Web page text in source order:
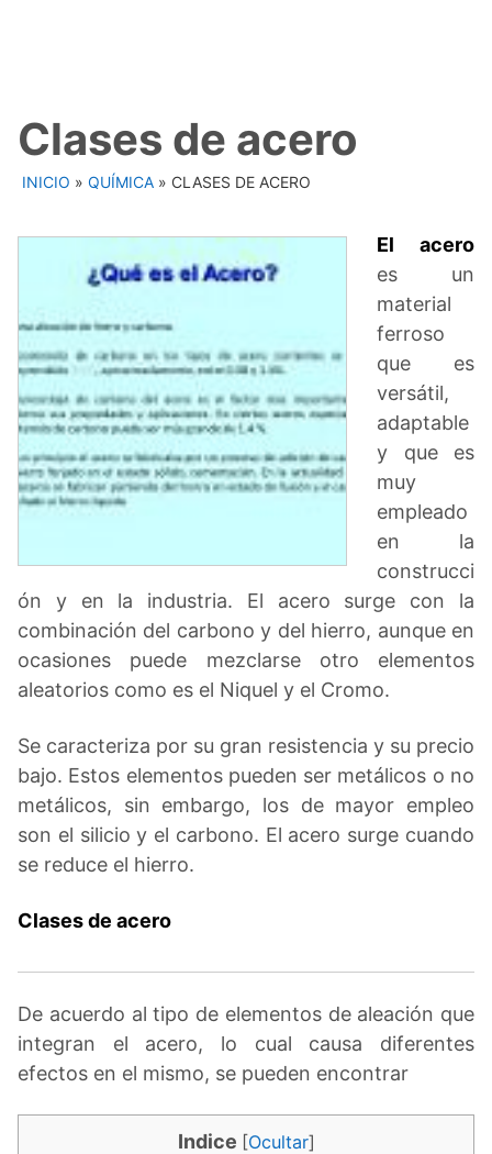
Clases de acero
INICIO » QUÍMICA » CLASES DE ACERO
El acero
es un
material
ferroso
que es
versátil,
adaptable
y que es
muy
empleado
en la
construcci
ón y en la industria. El acero surge con la
combinación del carbono y del hierro, aunque en
ocasiones puede mezclarse otro elementos
aleatorios como es el Niquel y el Cromo.
Se caracteriza por su gran resistencia y su precio
bajo. Estos elementos pueden ser metálicos o no
metálicos, sin embargo, los de mayor empleo
son el silicio y el carbono. El acero surge cuando
se reduce el hierro.
Clases de acero
De acuerdo al tipo de elementos de aleación que
integran el acero, lo cual causa diferentes
efectos en el mismo, se pueden encontrar
Indice [Ocultar]